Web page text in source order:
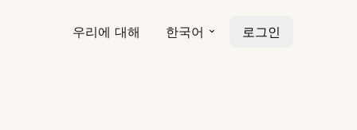
우리에 대해 한국어 로그인